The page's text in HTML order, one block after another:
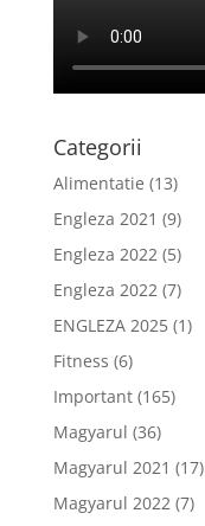
Categorii
Alimentatie (13)
Engleza 2021 (9)
Engleza 2022(5)
Engleza 2022(7)
ENGLEZA 2025(1)
Fitness (6)
Important(165)
Magyarul (36)
Magyarul 2021 (17)
Magyarul 2022(7)